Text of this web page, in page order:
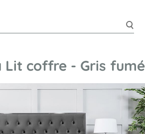
Lit coffre - Gris fumé